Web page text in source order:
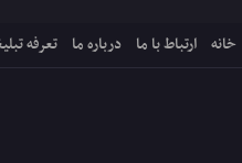
خانه ارتباط با ما درباره ما تعرفه